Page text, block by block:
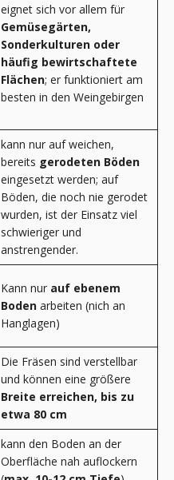
eignet sich vor allem für
Gemüsegärten,
Sonderkulturen oder
häufig bewirtschaftete
Flächen; er funktioniert am
besten in den Weingebirgen
kann nur auf weichen,
bereits gerodeten Böden
eingesetzt werden; auf
Böden, die noch nie gerodet
wurden, ist der Einsatz viel
schwieriger und
anstrengender.
Kann nur auf ebenem
Boden arbeiten (nich an
Hanglagen)
Die Fräsen sind verstellbar
und können eine größere
Breite erreichen, bis zu
etwa 80 cm
kann den Boden an der
Oberfläche nah auflockern